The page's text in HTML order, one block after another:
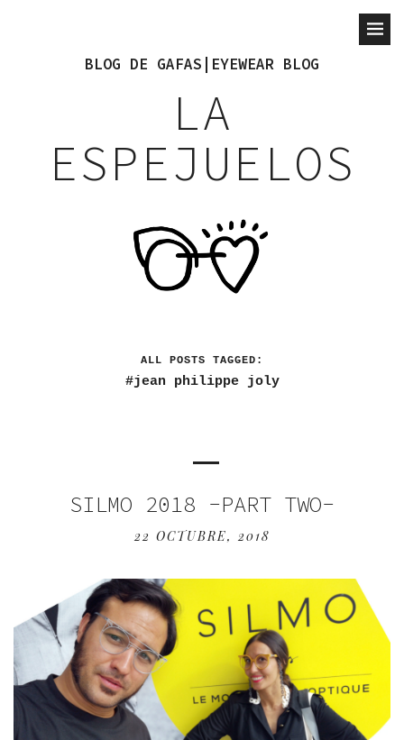
BLOG DE GAFAS|EYEWEAR BLOG
LA
ESPEJUELOS
ALL POSTS TAGGED:
jean philippe joly
SILMO 2018 -PART TWO-
22 OCTUBRE, 2018